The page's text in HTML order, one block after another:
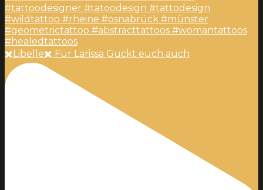
✖️Libelle✖️ Für Larissa Guckt euch auch